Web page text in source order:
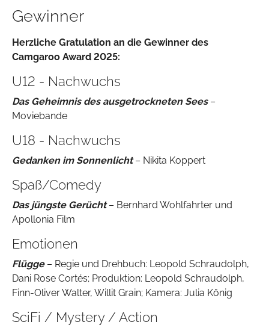
Gewinner
Herzliche Gratulation an die Gewinner des
Camgaroo Award 2025:
U12 - Nachwuchs
Das Geheimnis des ausgetrockneten Sees–
Moviebande
U18 - Nachwuchs
Gedanken im Sonnenlicht– Nikita Koppert
Spaß/Comedy
Das jüngste Gerücht– Bernhard Wohlfahrter und
Apollonia Film
Emotionen
Flügge– Regie und Drehbuch: Leopold Schraudolph,
Dani Rose Cortés; Produktion: Leopold Schraudolph,
Finn-Oliver Walter, Willit Grain; Kamera: Julia König
SciFi / Mystery / Action